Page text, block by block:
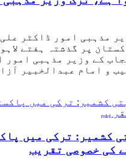
مذہبی امور ڈاکٹر
پر گذشتہ ہفتے
کے وزیر مذہبی امور
و امام عبدالخبیر
کشمیر: ترکی میں
کی خصوصی تقریب